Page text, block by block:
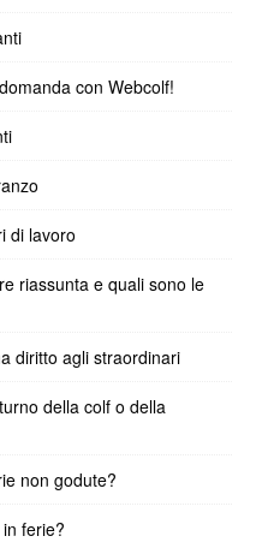
con Webcolf!
di lavoro
riassunta e quali sono le
diritto agli straordinari
della colf o della
non godute?
ferie?